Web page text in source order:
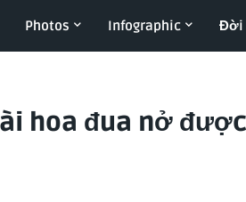
Photos Infographic Đời
hoa đua nở